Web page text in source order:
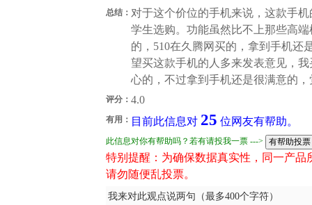
总结： 对于这个价位的手机来说，这款手
学生选购。功能虽然比不上那些高
的，510在久腾网买的，拿到手机还
望买这款手机的人多来发表意见，
心的，不过拿到手机还是很满意的
评分： 4.0
有用： 目前此信息对 25 位网友有帮助。
此信息对你有帮助吗？若有请投我一票 --->
特别提醒：为确保数据真实性，同一产
请勿随便乱投票。
我来对此观点说两句（最多400个字符）